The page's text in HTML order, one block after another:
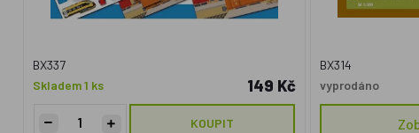
BX337
Skladem 1 ks
149 Kč
KOUPIT
BX314
vyprodáno